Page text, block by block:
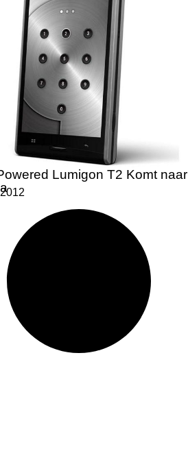
Lumigon T2 Komt naar